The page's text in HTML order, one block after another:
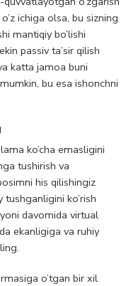
ichiga olsa, bu sizning
mantiqiy bo’lishi
passiv ta’sir qilish
katta jamoa buni
bu esa ishonchni
ko’cha emasligini
tushirish va
his qilishingiz
ko’rish
davomida virtual
ekanligiga va ruhiy
o’tgan bir xil